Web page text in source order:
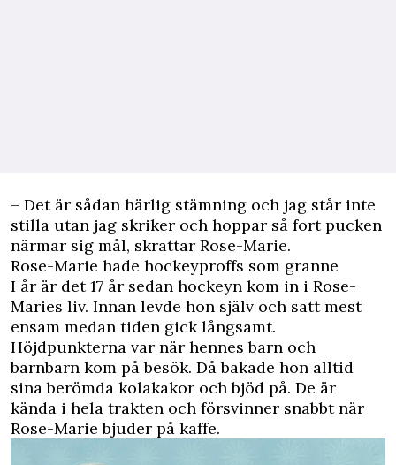
– Det är sådan härlig stämning och jag står inte
stilla utan jag skriker och hoppar så fort pucken
närmar sig mål, skrattar Rose-Marie.
Rose-Marie hade hockeyproffs som granne
I år är det 17 år sedan hockeyn kom in i Rose-
Maries liv. Innan levde hon själv och satt mest
ensam medan tiden gick långsamt.
Höjdpunkterna var när hennesbarn och
barnbarn kom på besök. Då bakade hon alltid
sina berömda kolakakor och bjöd på. De är
kända i hela trakten och försvinner snabbt när
Rose-Marie bjuder på kaffe.